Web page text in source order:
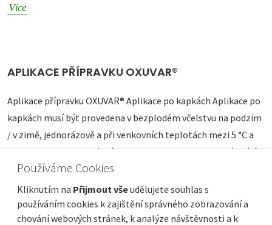
Více
APLIKACE PŘÍPRAVKU OXUVAR®
Aplikace přípravku OXUVAR® Aplikace po kapkách Aplikace po
kapkách musí být provedena v bezplodém včelstvu na podzim
/ v zimě, jednorázově a při venkovních teplotách mezi 5 °C a
-15°C. Roztok je nutné míchat s cukrem. U dvoupatrových úlů
nejprve nakapejte na…
Více
Používáme Cookies
Kliknutím na Přijmout všeudělujete souhlas s
používáním cookies k zajištění správného zobrazování a
chování webových stránek, k analýze návštěvnosti a k